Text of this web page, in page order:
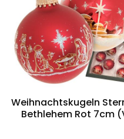
Weihnachtskugeln
Bethlehem Rot 7cm